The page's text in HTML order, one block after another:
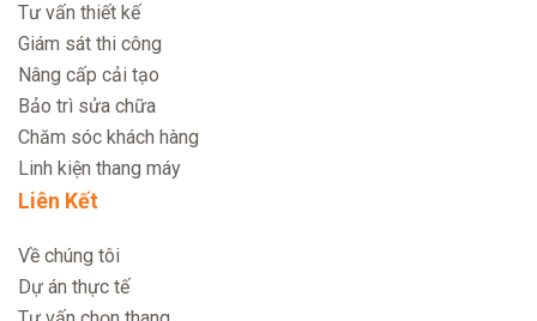
Tư vấn thiết kế
Giám sát thi công
Nâng cấp cải tạo
Bảo trì sửa chữa
Chăm sóc khách hàng
Linh kiện thang máy
Liên Kết
Về chúng tôi
Dự án thực tế